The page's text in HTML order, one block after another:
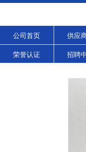
公司首页 供应
荣誉认证 招聘